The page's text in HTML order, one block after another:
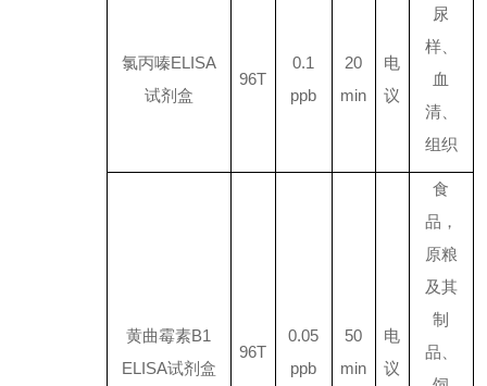
氯丙嗪ELISA
试剂盒
96T
0.1
ppb
20
min
电
议
尿
样、
血
清、
组织
黄曲霉素B1
ELISA试剂盒
96T
0.05
ppb
50
min
电
议
食
品，
原粮
及其
制
品、